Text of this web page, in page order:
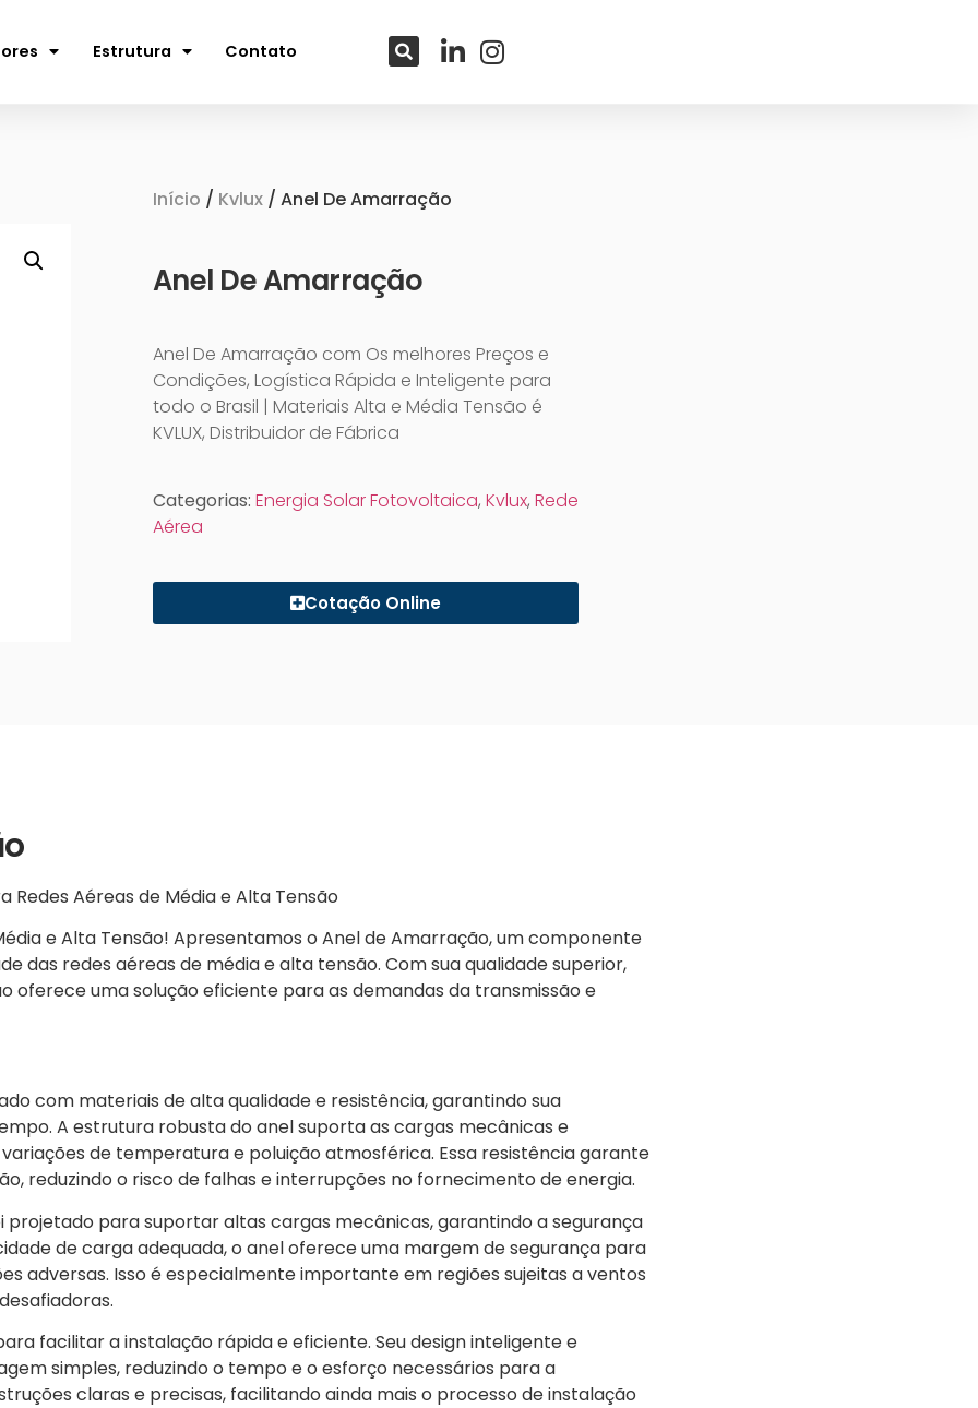
Estrutura Contato
Início / Kvlux/ Anel De Amarração
Anel De Amarração
Anel De Amarração com Os melhores Preços e
Condições, Logística Rápida e Inteligente para
todo o Brasil | Materiais Alta e Média Tensão é
KVLUX, Distribuidor de Fábrica
Categorias: Energia Solar Fotovoltaica, Kvlux, Rede
Aérea
Cotação Online
Aéreas de Média e Alta Tensão
e Alta Tensão! Apresentamos o Anel de Amarração, um componente
das redes aéreas de média e alta tensão. Com sua qualidade superior,
oferece uma solução eficiente para as demandas da transmissão e
com materiais de alta qualidade e resistência, garantindo sua
A estrutura robusta do anel suporta as cargas mecânicas e
de temperatura e poluição atmosférica. Essa resistência garante
reduzindo o risco de falhas e interrupções no fornecimento de energia.
projetado para suportar altas cargas mecânicas, garantindo a segurança
de carga adequada, o anel oferece uma margem de segurança para
adversas. Isso é especialmente importante em regiões sujeitas a ventos
facilitar a instalação rápida e eficiente. Seu design inteligente e
simples, reduzindo o tempo e o esforço necessários para a
claras e precisas, facilitando ainda mais o processo de instalação